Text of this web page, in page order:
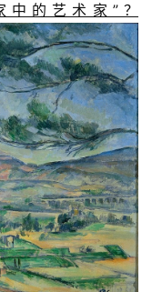
的艺术家”？